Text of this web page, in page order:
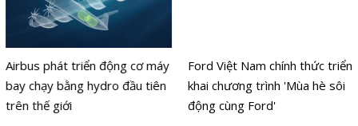
Airbus phát triển động cơ máy
bay chạy bằng hydro đầu tiên
trên thế giới
Ford Việt Nam chính thức triển
khai chương trình 'Mùa hè sôi
động cùng Ford'